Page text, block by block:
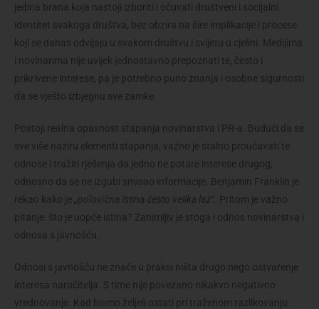
jedina brana koja nastoji izboriti i očuvati društveni i socijalni
identitet svakoga društva, bez obzira na šire implikacije i procese
koji se danas odvijaju u svakom društvu i svijetu u cjelini. Medijima
i novinarima nije uvijek jednostavno prepoznati te, često i
prikrivene interese, pa je potrebno puno znanja i osobne sigurnosti
da se vješto izbjegnu sve zamke.
Postoji realna opasnost stapanja novinarstva i PR-a. Budući da se
sve više naziru elementi stapanja, važno je stalno proučavati te
odnose i tražiti rješenja da jedno ne potare interese drugog,
odnosno da se ne izgubi smisao informacije. Benjamin Franklin je
rekao kako je „polovična istina često velika laž“. Pritom je važno
pitanje: što je uopće istina? Zanimljiv je stoga i odnos novinarstva i
odnosa s javnošću.
Odnosi s javnošću ne znače u praksi ništa drugo nego ostvarenje
interesa naručitelja. S time nije povezano nikakvo negativno
vrednovanje. Kad bismo željeli ostati pri traženom razlikovanju